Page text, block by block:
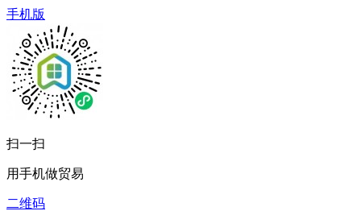
手机版
扫一扫
用手机做贸易
二维码